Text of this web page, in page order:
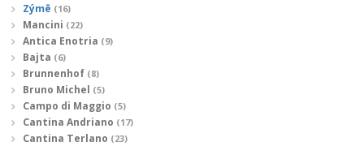
Zýmē (16)
Mancini (22)
Antica Enotria (9)
Bajta (6)
Brunnenhof (8)
Bruno Michel (5)
Campo di Maggio (5)
Cantina Andriano (17)
Cantina Terlano (23)